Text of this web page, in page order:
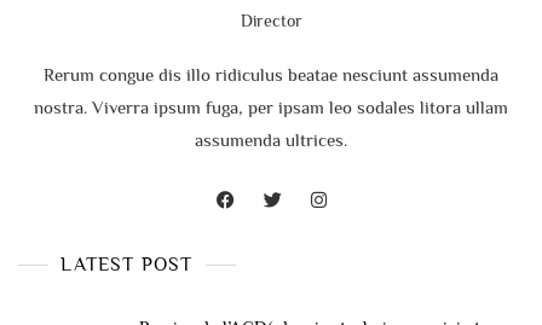
Director
Rerum congue dis illo ridiculus beatae nesciunt assumenda
nostra. Viverra ipsum fuga, per ipsam leo sodales litora ullam
assumenda ultrices.
LATEST POST